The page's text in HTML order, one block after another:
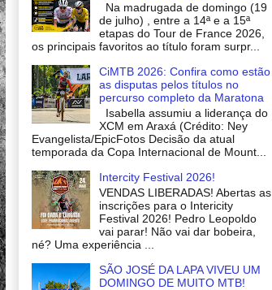
Na madrugada de domingo (19
de julho) , entre a 14ª e a 15ª
etapas do Tour de France 2026,
os principais favoritos ao título foram surpr...
CiMTB 2026: Confira como estão
as disputas pelos títulos no
percurso completo da Maratona
Isabella assumiu a liderança do
XCM em Araxá (Crédito: Ney
Evangelista/EpicFotos Decisão da atual
temporada da Copa Internacional de Mount...
Intercity Festival 2026!
VENDAS LIBERADAS! Abertas as
inscrições para o Intericity
Festival 2026! Pedro Leopoldo
vai parar! Não vai dar bobeira,
né? Uma experiência ...
SÃO JOSÉ DA LAPA VIVEU UM
DOMINGO DE MUITO MTB!